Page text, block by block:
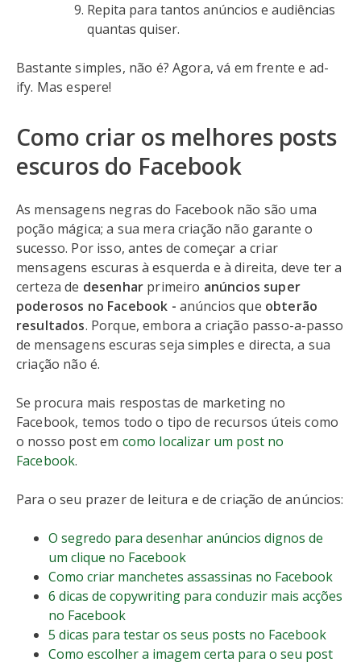
Repita para tantos anúncios e audiências
quantas quiser.
Bastante simples, não é? Agora, vá em frente e ad-
ify. Mas espere!
Como criar os melhores posts
escuros do Facebook
As mensagens negras do Facebook não são uma
poção mágica; a sua mera criação não garante o
sucesso. Por isso, antes de começar a criar
mensagens escuras à esquerda e à direita, deve ter a
certeza de desenhar primeiro anúncios super
poderosos no Facebook - anúncios que obterão
resultados. Porque, embora a criação passo-a-passo
de mensagens escuras seja simples e directa, a sua
criação não é.
Se procura mais respostas de marketing no
Facebook, temos todo o tipo de recursos úteis como
o nosso post em como localizar um post no
Facebook.
Para o seu prazer de leitura e de criação de anúncios:
O segredo para desenhar anúncios dignos de
um clique no Facebook
Como criar manchetes assassinas no Facebook
6 dicas de copywriting para conduzir mais acções
no Facebook
5 dicas para testar os seus posts no Facebook
Como escolher a imagem certa para o seu post